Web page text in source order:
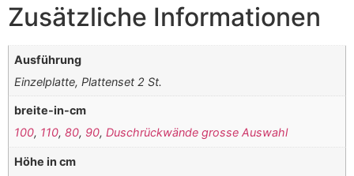
Zusätzliche Informationen
Ausführung
Einzelplatte, Plattenset 2 St.
breite-in-cm
100, 110,80, 90,Duschrückwände grosse Auswahl
Höhe in cm